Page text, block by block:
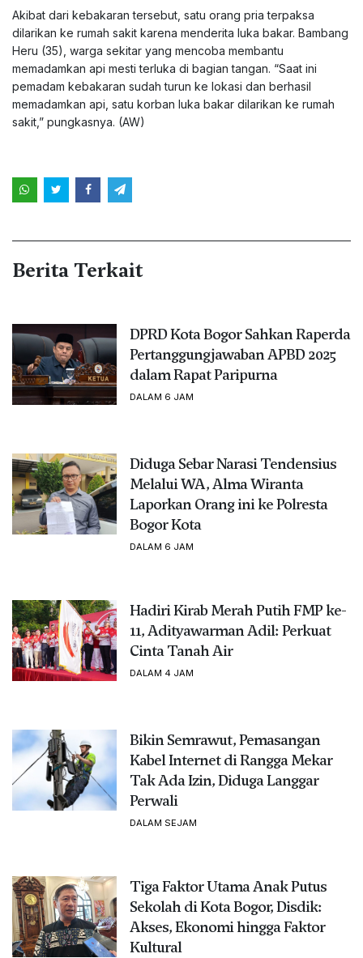
Akibat dari kebakaran tersebut, satu orang pria terpaksa
dilarikan ke rumah sakit karena menderita luka bakar. Bambang
Heru (35), warga sekitar yang mencoba membantu
memadamkan api mesti terluka di bagian tangan. “Saat ini
pemadam kebakaran sudah turun ke lokasi dan berhasil
memadamkan api, satu korban luka bakar dilarikan ke rumah
sakit,” pungkasnya. (AW)
Berita Terkait
DPRD Kota Bogor Sahkan Raperda
Pertanggungjawaban APBD 2025
dalam Rapat Paripurna
DALAM 6 JAM
Diduga Sebar Narasi Tendensius
Melalui WA, Alma Wiranta
Laporkan Orang ini ke Polresta
Bogor Kota
DALAM 6 JAM
Hadiri Kirab Merah Putih FMP ke-
11, Adityawarman Adil: Perkuat
Cinta Tanah Air
DALAM 4 JAM
Bikin Semrawut, Pemasangan
Kabel Internet di Rangga Mekar
Tak Ada Izin, Diduga Langgar
Perwali
DALAM SEJAM
Tiga Faktor Utama Anak Putus
Sekolah di Kota Bogor, Disdik:
Akses, Ekonomi hingga Faktor
Kultural